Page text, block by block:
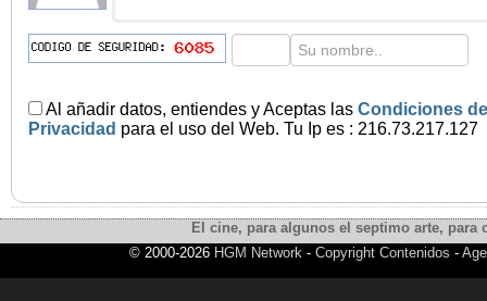
Al añadir datos, entiendes y Aceptas las Condiciones
Privacidad para el uso del Web. Tu Ip es : 216.73.217.127
El cine, para algunos el septimo arte,
© 2000-2026 HGM Network - Copyright Contenidos -